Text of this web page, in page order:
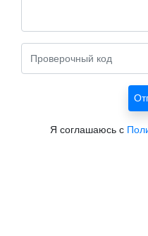
Я соглашаюсь с